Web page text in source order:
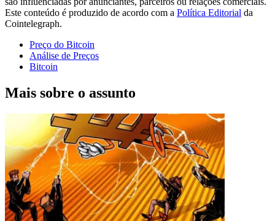
Este conteúdo é produzido de acordo com a Política Editorial da
Cointelegraph.
Preço do Bitcoin
Análise de Preços
Bitcoin
Mais sobre o assunto